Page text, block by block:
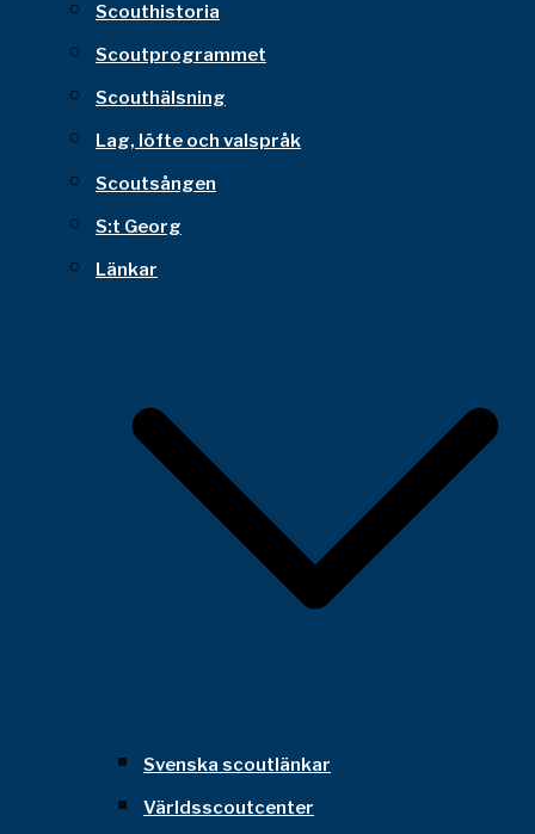
Scouthistoria
Scoutprogrammet
Scouthälsning
Lag, löfte och valspråk
Scoutsången
S:t Georg
Länkar
Svenska scoutlänkar
Världsscoutcenter